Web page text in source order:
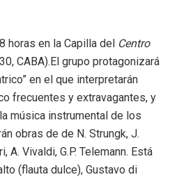
horas en la Capilla del Centro
CABA).El grupo protagonizará
en el que interpretarán
frecuentes y extravagantes, y
música instrumental de los
obras de de N. Strungk, J.
A. Vivaldi, G.P. Telemann. Está
(flauta dulce), Gustavo di